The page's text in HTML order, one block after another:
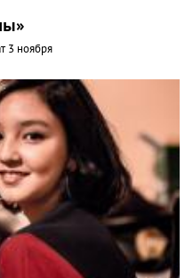
3 ноября